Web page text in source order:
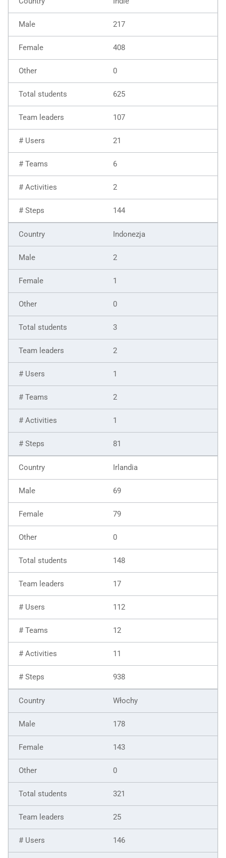
217
408
0
625
107
21
6
2
144
Indonezja
2
1
0
3
2
1
2
1
81
Irlandia
69
79
0
148
17
112
12
11
938
Włochy
178
143
0
321
25
146